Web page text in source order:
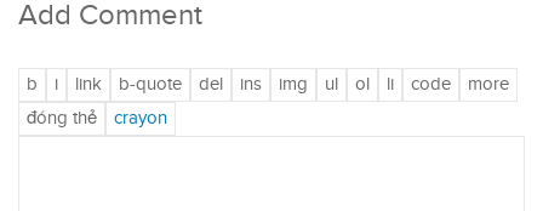
Add Comment